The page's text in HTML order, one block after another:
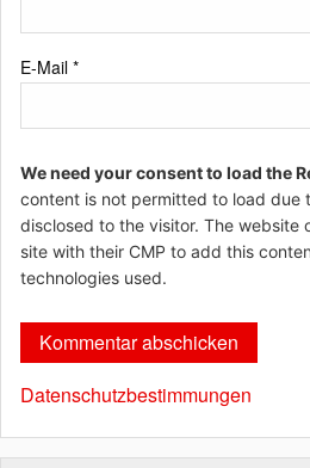
E-Mail *
We need your consent to load the
content is not permitted to load due
disclosed to the visitor. The website
site with their CMP to add this
technologies used.
Datenschutzbestimmungen